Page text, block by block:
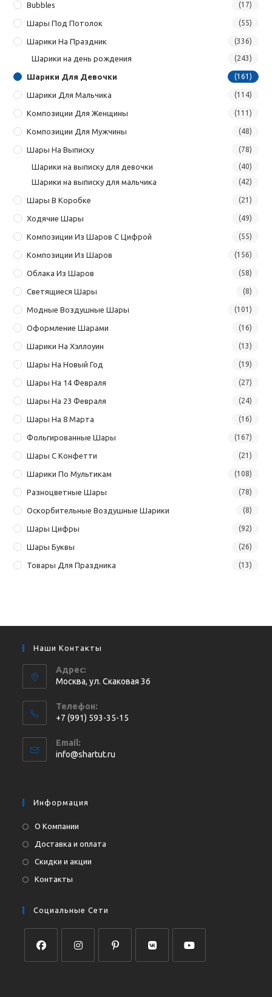
Bubbles (17)
Шары Под Потолок (55)
Шарики На Праздник (336)
Шарики на день рождения (243)
Шарики Для Девочки (161)
Шарики Для Мальчика (114)
Композиции Для Женщины (111)
Композиции Для Мужчины (48)
Шары На Выписку (78)
Шарики на выписку для девочки (40)
Шарики на выписку для мальчика (42)
Шары В Коробке (21)
Ходячие Шары (49)
Композиции Из Шаров С Цифрой (55)
Композиции Из Шаров (156)
Облака Из Шаров (58)
Светящиеся Шары (8)
Модные Воздушные Шары (101)
Оформление Шарами (16)
Шарики На Хэллоуин (13)
Шары На Новый Год (19)
Шары На 14 Февраля (27)
Шары На 23 Февраля (24)
Шары На 8 Марта (16)
Фольгированные Шары (167)
Шары С Конфетти (21)
Шарики По Мультикам (108)
Разноцветные Шары (78)
Оскорбительные Воздушные Шарики (8)
Шары Цифры (92)
Шары Буквы (26)
Товары Для Праздника (13)
Наши Контакты
Адрес:
Москва, ул. Cкаковая 36
Телефон:
+7 (991) 593-35-15
в
вашем
Email:
info@shartut.ru
Информация
О Компании
Доставка и оплата
Скидки и акции
Контакты
Социальные Сети